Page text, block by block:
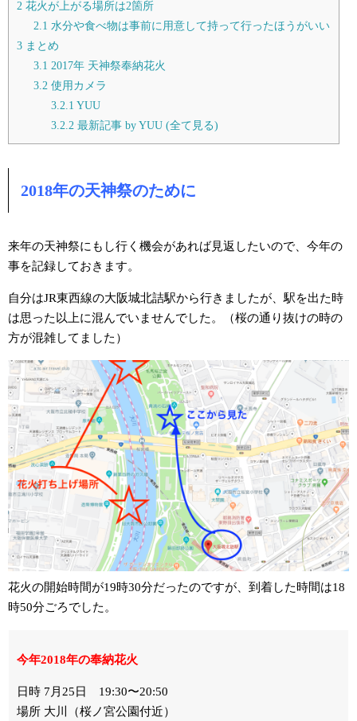
2 花火が上がる場所は2箇所
2.1 水分や食べ物は事前に用意して持って行ったほうがいい
3 まとめ
3.1 2017年 天神祭奉納花火
3.2 使用カメラ
3.2.1 YUU
3.2.2最新記事 by YUU (全て見る)
2018年の天神祭のために
来年の天神祭にもし行く機会があれば見返したいので、今年の
事を記録しておきます。
自分はJR東西線の大阪城北詰駅から行きましたが、駅を出た時
は思った以上に混んでいませんでした。（桜の通り抜けの時の
方が混雑してました）
花火の開始時間が19時30分だったのですが、到着した時間は18
時50分ごろでした。
今年2018年の奉納花火
日時 7月25日 19:30〜20:50
場所 大川（桜ノ宮公園付近）